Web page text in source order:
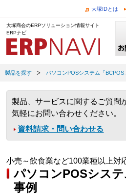
大塚IDとは
大塚商会のERPソリューション情報サイト
ERPナビ
製品を探す パソコンPOSシステム「BCPOS
製品、サービスに関するご質問
気軽にお問い合わせください。
資料請求・問い合わせる
小売～飲食業など100業種以上対
パソコンPOSシス
事例